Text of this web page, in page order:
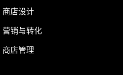
商店设计
营销与转化
商店管理